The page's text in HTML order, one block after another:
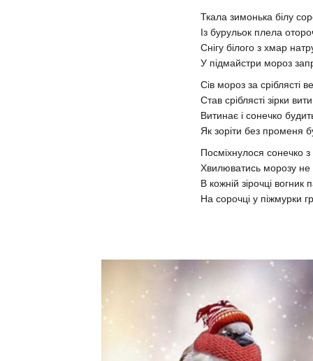
Ткала зимонька білу
Із бурульок плела
Снігу білого з хмар
У підмайстри мороз
Сів мороз за сріблясті
Став сріблясті зірки
Витинає і сонечко
Як зоріти без променя
Посміхнулося сонечко
Хвилюватись морозу не
В кожній зірочці вогник
На сорочці у піжмурки